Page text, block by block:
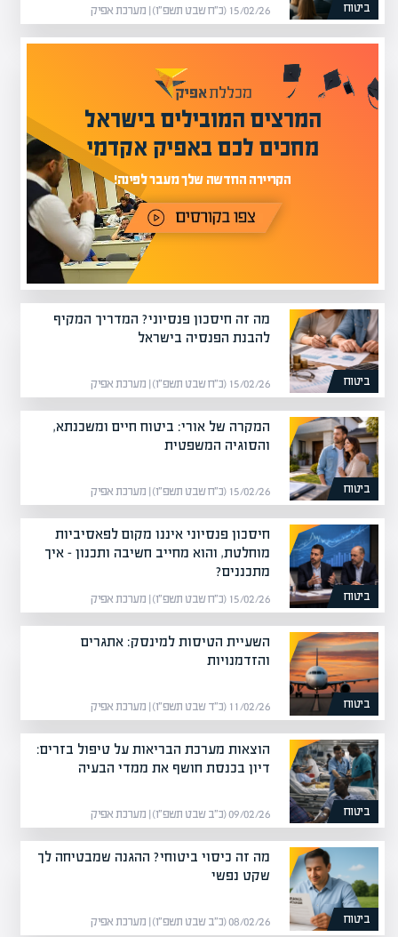
ביטוח 15/02/26 (כ״ח שבט תשפ״ו) | מערכת אפיק
המרצים המובילים בישראל
מחכים לכם באפיק אקדמי
הקריירה החדשה שלך מעבר לפינה!
ביטוח
מה זה חיסכון פנסיוני? המדריך המקיף
להבנת הפנסיה בישראל
15/02/26 (כ״ח שבט תשפ״ו) | מערכת אפיק
ביטוח
המקרה של אורי: ביטוח חיים ומשכנתא,
והסוגיה המשפטית
15/02/26 (כ״ח שבט תשפ״ו) | מערכת אפיק
ביטוח
חיסכון פנסיוני איננו מקום לפאסיביות
מוחלטת, והוא מחייב חשיבה ותכנון – איך
מתכננים?
15/02/26 (כ״ח שבט תשפ״ו) | מערכת אפיק
ביטוח
השעיית הטיסות למינסק: אתגרים
והזדמנויות
11/02/26 (כ״ד שבט תשפ״ו) | מערכת אפיק
ביטוח
הוצאות מערכת הבריאות על טיפול בזרים:
דיון בכנסת חושף את ממדי הבעיה
09/02/26 (כ״ב שבט תשפ״ו) | מערכת אפיק
ביטוח
מה זה כיסוי ביטוחי? ההגנה שמבטיחה לך
שקט נפשי
08/02/26 (כ״ב שבט תשפ״ו) | מערכת אפיק